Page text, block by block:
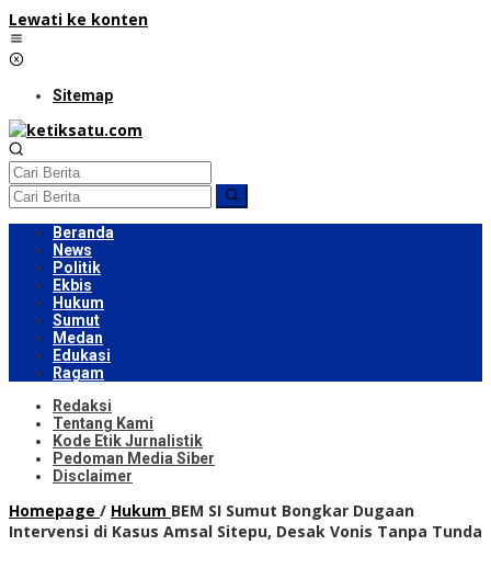
Lewati ke konten
Sitemap
Beranda
News
Politik
Ekbis
Hukum
Sumut
Medan
Edukasi
Ragam
Redaksi
Tentang Kami
Kode Etik Jurnalistik
Pedoman Media Siber
Disclaimer
Homepage / Hukum BEM SI Sumut Bongkar Dugaan
Intervensi di Kasus Amsal Sitepu, Desak Vonis Tanpa Tunda